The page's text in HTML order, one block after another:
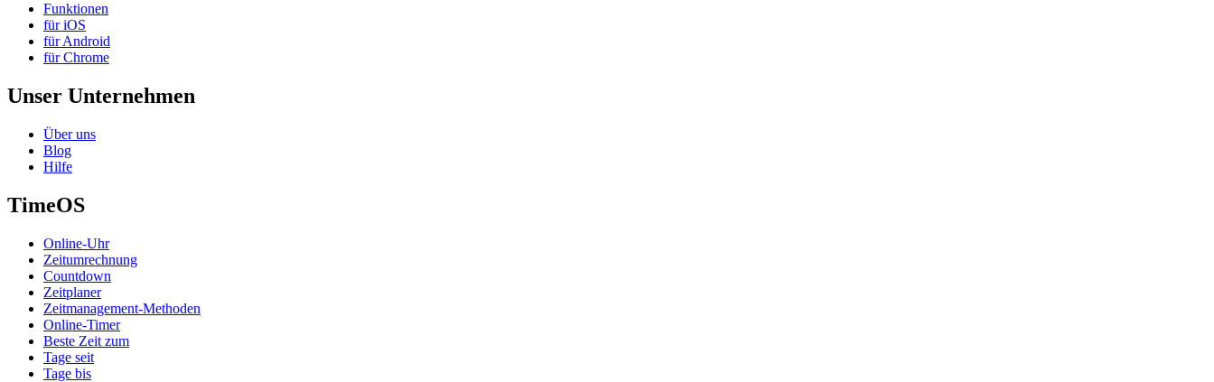
Funktionen
für iOS
für Android
für Chrome
Unser Unternehmen
Über uns
Blog
Hilfe
TimeOS
Online-Uhr
Zeitumrechnung
Countdown
Zeitplaner
Zeitmanagement-Methoden
Online-Timer
Beste Zeit zum
Tage seit
Tage bis